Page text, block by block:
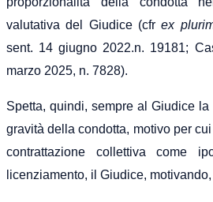
valutativa del Giudice (cfrex
sent. 14 giugno 2022.n. 19181;
marzo 2025, n. 7828).
Spetta, quindi, sempre al Giudice
gravità della condotta, motivo per
contrattazione collettiva come
licenziamento, il Giudice,